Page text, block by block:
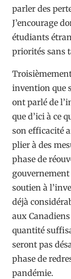
parler des
J’encourage
étudiants
priorités sans
invention que
ont parlé de
que d’ici à ce
son efficacité
plier à des
phase de
soutien à
déjà
aux
quantité
seront pas
phase de
pandémie.